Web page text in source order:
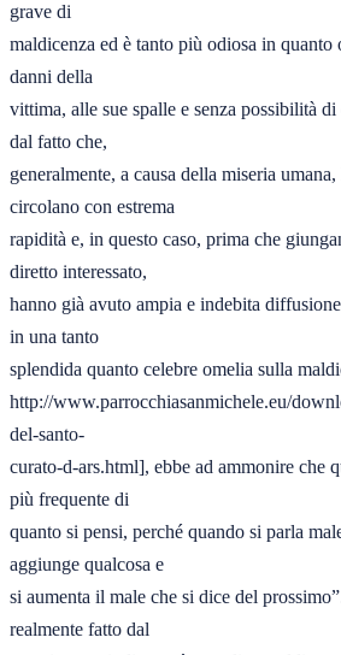
grave di
maldicenza ed è tanto più odiosa in quanto
danni della
vittima, alle sue spalle e senza possibilità
dal fatto che,
generalmente, a causa della miseria
circolano con estrema
rapidità e, in questo caso, prima che
diretto interessato,
hanno già avuto ampia e indebita
in una tanto
splendida quanto celebre omelia sulla
http://www.parrocchiasanmichele.eu/
del-santo-
curato-d-ars.html], ebbe ad ammonire che
più frequente di
quanto si pensi, perché quando si parla
aggiunge qualcosa e
si aumenta il male che si dice del
realmente fatto dal